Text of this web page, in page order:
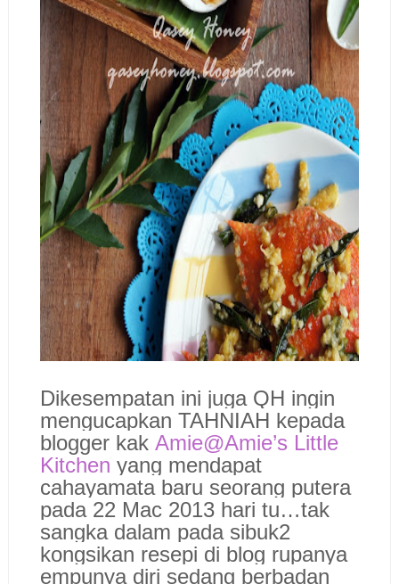
Dikesempatan ini juga QH ingin
mengucapkan TAHNIAH kepada
blogger kak Amie@Amie’s Little
Kitchen yang mendapat
cahayamata baru seorang putera
pada 22 Mac 2013 hari tu…tak
sangka dalam pada sibuk2
kongsikan resepi di blog rupanya
empunya diri sedang berbadan